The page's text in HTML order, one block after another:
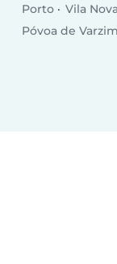
Porto Vila
Póvoa de Varzim